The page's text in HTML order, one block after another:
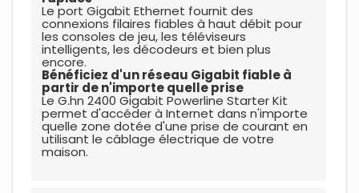
Le port Gigabit Ethernet fournit des
connexions filaires fiables à haut débit pour
les consoles de jeu, les téléviseurs
intelligents, les décodeurs et bien plus
encore.
Bénéficiez d'un réseau Gigabit fiable à
partir de n'importe quelle prise
Le G.hn 2400 Gigabit Powerline Starter Kit
permet d'accéder à Internet dans n'importe
quelle zone dotée d'une prise de courant en
utilisant le câblage électrique de votre
maison.